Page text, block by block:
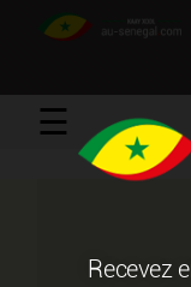
☰
Recevez